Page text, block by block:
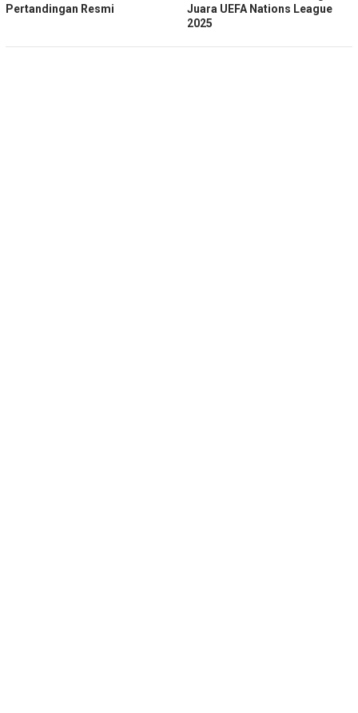
Pertandingan Resmi
Juara UEFA Nations League
2025